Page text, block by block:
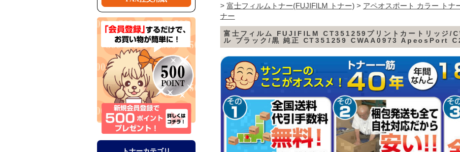
> 富士フィルムトナー(FUJIFILM トナー) > アペオスポート カラー トナ
ナー
富士フィルム FUJIFILM CT351259プリントカートリッジ/
ル ブラック/黒 純正 CT351259 CWAA0973 ApeosPort